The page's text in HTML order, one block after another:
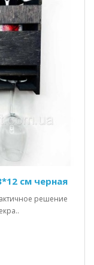
см черная
решение